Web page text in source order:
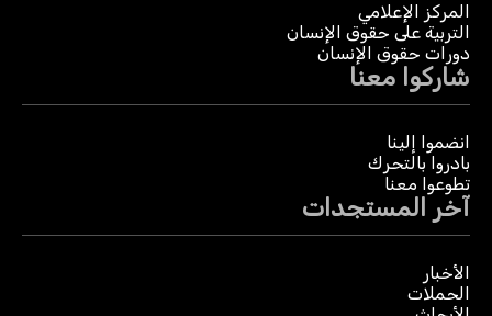
المركز الإعلامي
التربية على حقوق الإنسان
دورات حقوق الإنسان
شاركوا معنا
انضموا إلينا
بادروا بالتحرك
تطوعوا معنا
آخر المستجدات
الأخبار
الحملات